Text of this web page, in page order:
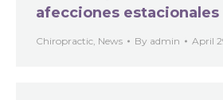
afecciones estacionales
Chiropractic, News By admin April